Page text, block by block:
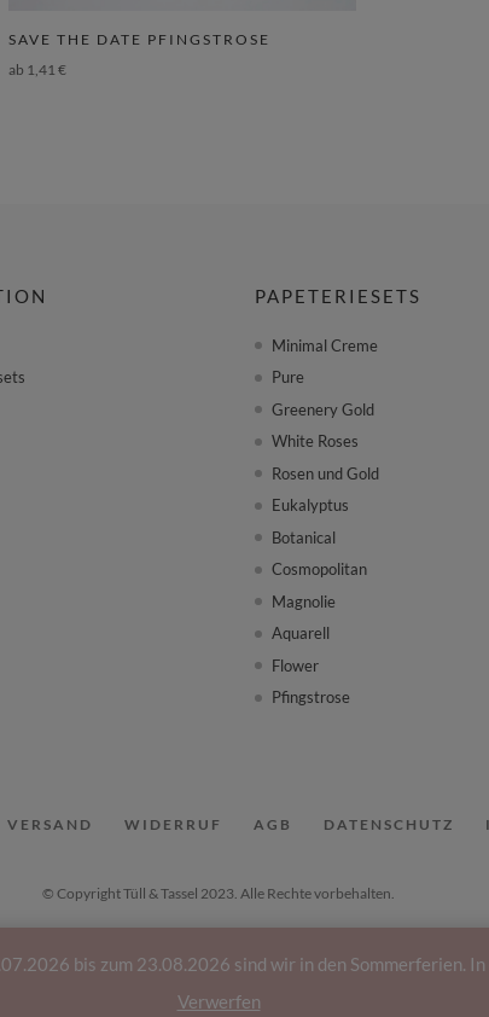
bis zum 23.08.2026 sind wir in den Sommerferien.
Verwerfen
SAVE THE DATE PFINGSTROSE
ab 1,41€
PAPETERIESETS
Minimal Creme
Pure
Greenery Gold
White Roses
Rosen und Gold
Eukalyptus
Botanical
Cosmopolitan
Magnolie
Aquarell
Flower
Pfingstrose
VERSAND WIDERRUF AGB DATENSCHUTZ
© Copyright Tüll & Tassel 2023. Alle Rechte vorbehalten.